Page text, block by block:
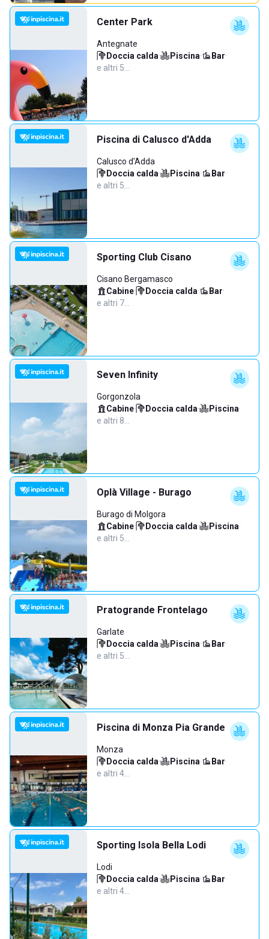
Center Park
Antegnate
Doccia calda· Piscina· Bar·
e altri 5…
Piscina di Calusco d'Adda
Calusco d'Adda
Doccia calda· Piscina· Bar·
e altri 5…
Sporting Club Cisano
Cisano Bergamasco
Cabine· Doccia calda· Bar·
e altri 7…
Seven Infinity
Gorgonzola
Cabine· Doccia calda· Piscina·
e altri 8…
Oplà Village - Burago
Burago di Molgora
Cabine· Doccia calda· Piscina·
e altri 5…
Pratogrande Frontelago
Garlate
Doccia calda· Piscina· Bar·
e altri 5…
Piscina di Monza Pia Grande
Monza
Doccia calda· Piscina· Bar·
e altri 4…
Sporting Isola Bella Lodi
Lodi
Doccia calda· Piscina· Bar·
e altri 4…